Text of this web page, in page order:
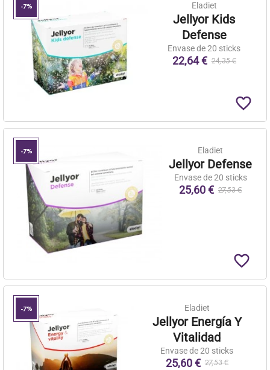
-7% Eladiet
Jellyor Kids
Defense
Envase de 20 sticks
22,64 € 24,35 €
favorite_border
-7% Eladiet
Jellyor Defense
Envase de 20 sticks
25,60 € 27,53 €
favorite_border
-7% Eladiet
Jellyor Energía Y
Vitalidad
Envase de 20 sticks
25,60 € 27,53 €